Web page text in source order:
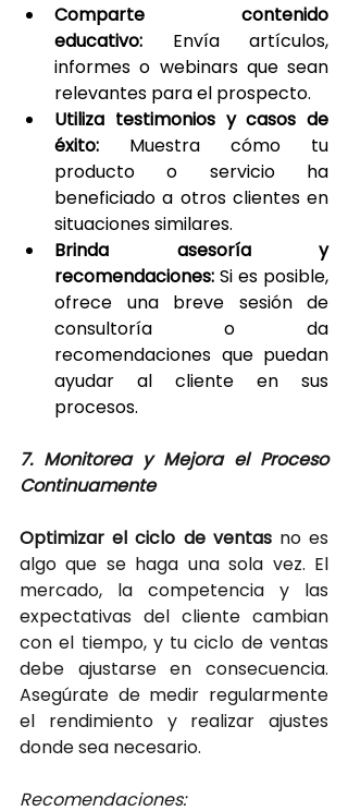
Comparte contenido
educativo: Envía artículos,
informes o webinars que sean
relevantes para el prospecto.
Utiliza testimonios y casos de
éxito: Muestra cómo tu
producto o servicio ha
beneficiado a otros clientes en
situaciones similares.
Brinda asesoría y
recomendaciones: Si es posible,
ofrece una breve sesión de
consultoría o da
recomendaciones que puedan
ayudar al cliente en sus
procesos.
7. Monitorea y Mejora el Proceso
Continuamente
Optimizar el ciclo de ventas no es
algo que se haga una sola vez. El
mercado, la competencia y las
expectativas del cliente cambian
con el tiempo, y tu ciclo de ventas
debe ajustarse en consecuencia.
Asegúrate de medir regularmente
el rendimiento y realizar ajustes
donde sea necesario.
Recomendaciones: